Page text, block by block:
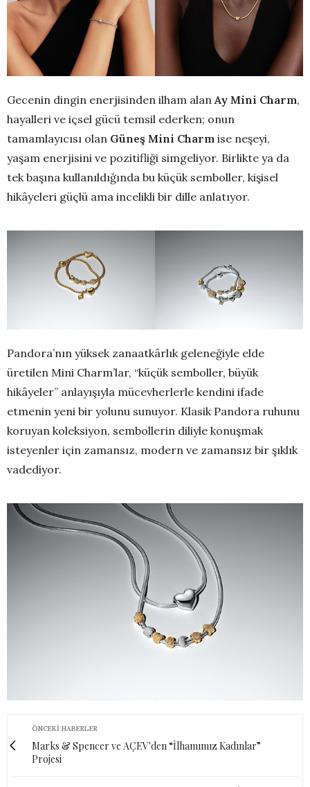
Gecenin dingin enerjisinden ilham alanAy Mini Charm,
hayalleri ve içsel gücü temsil ederken; onun
tamamlayıcısı olan Güneş Mini Charm ise neşeyi,
yaşam enerjisini ve pozitifliği simgeliyor. Birlikte ya da
tek başına kullanıldığında bu küçük semboller, kişisel
hikâyeleri güçlü ama incelikli bir dille anlatıyor.
Pandora’nın yüksek zanaatkârlık geleneğiyle elde
üretilen Mini Charm’lar, “küçük semboller, büyük
hikâyeler” anlayışıyla mücevherlerle kendini ifade
etmenin yeni bir yolunu sunuyor. Klasik Pandora ruhunu
koruyan koleksiyon, sembollerin diliyle konuşmak
isteyenler için zamansız, modern ve zamansız bir şıklık
vadediyor.
ÖNCEKI HABERLER
Marks & Spencer ve AÇEV'den “İlhamımız Kadınlar”
Projesi